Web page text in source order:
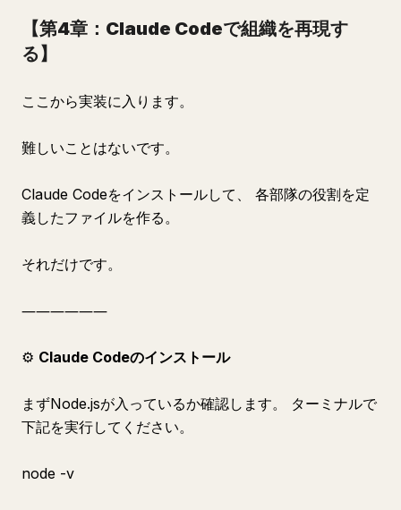
【第4章：Claude Codeで組織を再現す
る】
ここから実装に入ります。
難しいことはないです。
Claude Codeをインストールして、 各部隊の役割を定
義したファイルを作る。
それだけです。
――――――
⚙️ Claude Codeのインストール
まずNode.jsが入っているか確認します。 ターミナルで
下記を実行してください。
node -v